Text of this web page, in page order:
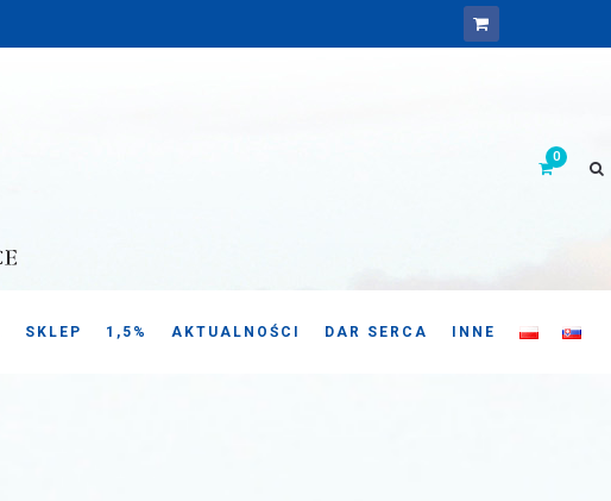
SKLEP 1,5% AKTUALNOŚCI DAR SERCA INNE